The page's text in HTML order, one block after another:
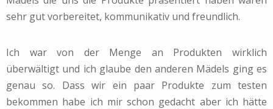
sehr gut vorbereitet, kommunikativ und freundlich.
Ich war von der Menge an Produkten wirklich
überwältigt und ich glaube den anderen Mädels ging es
genau so. Dass wir ein paar Produkte zum testen
bekommen habe ich mir schon gedacht aber ich hätte